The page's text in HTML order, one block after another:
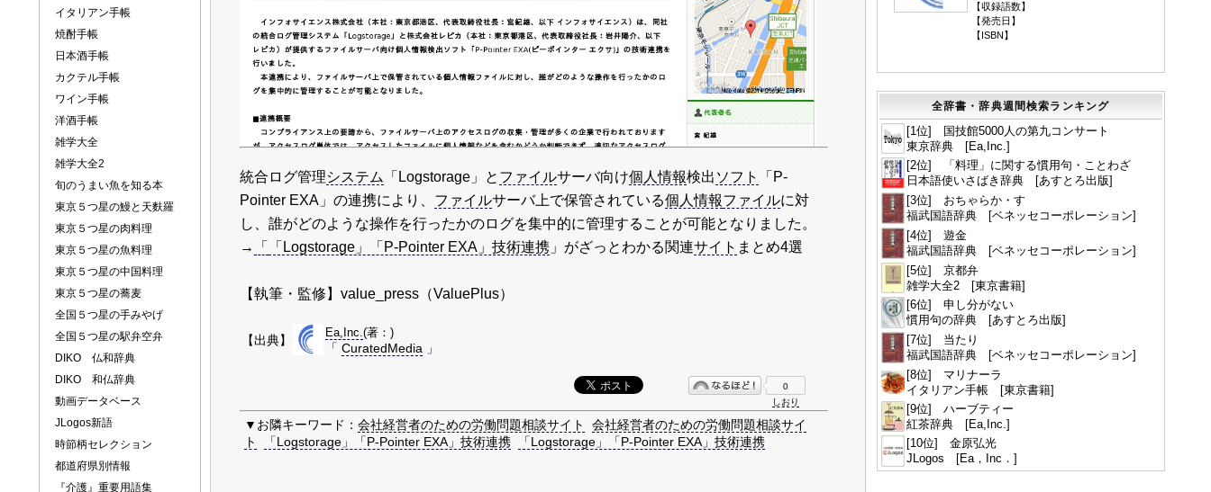
イタリアン手帳
焼酎手帳
日本酒手帳
カクテル手帳
ワイン手帳
洋酒手帳
雑学大全
雑学大全2
旬のうまい魚を知る本
東京５つ星の鰻と天麩羅
東京５つ星の肉料理
東京５つ星の魚料理
東京５つ星の中国料理
東京５つ星の蕎麦
全国５つ星の手みやげ
全国５つ星の駅弁空弁
DIKO 仏和辞典
DIKO 和仏辞典
動画データベース
JLogos新語
時節柄セレクション
都道府県別情報
『介護』重要用語集
統合ログ管理システム 「Logstorage」と ファイルサーバ向け個人情報検出 ソフト
「P-
Pointer EXA」の連携により、 ファイルサーバ上で保管されている個人情報ファイルに対
し、誰がどのような操作を行ったかのログを集中的に管理することが可能となりました。
→
「 「Logstorage」「P-Pointer EXA」技術連携」がざっとわかる関連サイト まとめ4選
【執筆・監修】value_press（ValuePlus）
【出典】
Ea,Inc. (著：)
「 CuratedMedia 」
0
しおり
▼お隣キーワード： 会社経営者のための労働問題相談サイト
会社経営者のための労働問題相談サイ
ト
「Logstorage」「P-Pointer EXA」技術連携 「Logstorage」「P-Pointer EXA」技術連携
【収録語数】
【発売日】
【ISBN】
全辞書・辞典週間検索ランキング
[1位] 国技館5000人の第九コンサート
東京辞典 [Ea,Inc.]
[2位] 「料理」に関する慣用句・ことわざ
日本語使いさばき辞典 [あすとろ出版]
[3位] おちゃらか・す
福武国語辞典 [ベネッセコーポレーション]
[4位] 遊金
福武国語辞典 [ベネッセコーポレーション]
[5位] 京都弁
雑学大全2 [東京書籍]
[6位] 申し分がない
慣用句の辞典 [あすとろ出版]
[7位] 当たり
福武国語辞典 [ベネッセコーポレーション]
[8位] マリナーラ
イタリアン手帳 [東京書籍]
[9位] ハーブティー
紅茶辞典 [Ea,Inc.]
[10位] 金原弘光
JLogos [Ea，Inc．]